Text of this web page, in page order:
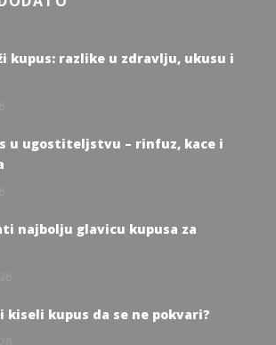
kupus: razlike u zdravlju, ukusu i
u ugostiteljstvu – rinfuz, kace i
najbolju glavicu kupusa za
kiseli kupus da se ne pokvari?